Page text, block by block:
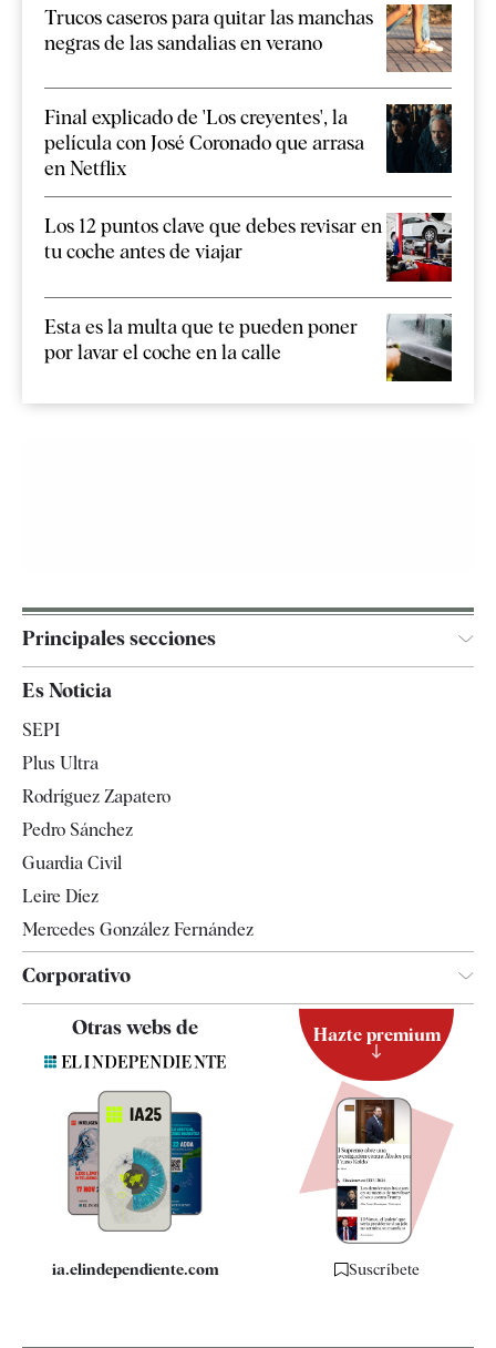
Trucos caseros para quitar las manchas
negras de las sandalias en verano
Final explicado de 'Los creyentes', la
película con José Coronado que arrasa
en Netflix
Los 12 puntos clave que debes revisar en
tu coche antes de viajar
Esta es la multa que te pueden poner
por lavar el coche en la calle
Principales secciones
España
Televisión
Es Noticia
SEPI
Plus Ultra
Rodríguez Zapatero
Pedro Sánchez
Guardia Civil
Leire Díez
Mercedes González Fernández
Corporativo
Contacto
Quiénes somos
Especificaciones
Otras webs de
ia.elindependiente.com
Hazte premium
Suscríbete